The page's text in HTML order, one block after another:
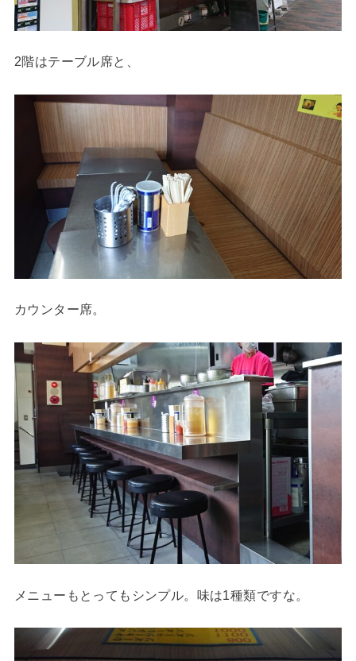
2階はテーブル席と、
カウンター席。
メニューもとってもシンプル。味は1種類ですな。